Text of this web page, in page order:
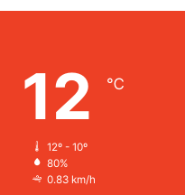
12 ℃
12º - 10º
80%
0.83 km/h